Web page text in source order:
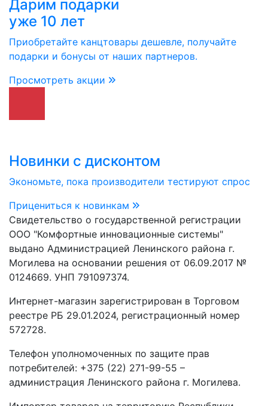
Дарим подарки
уже 10 лет
Приобретайте канцтовары дешевле, получайте
подарки и бонусы от наших партнеров.
Просмотреть акции
Новинки с дисконтом
Экономьте, пока производители тестируют спрос
Прицениться к новинкам
Свидетельство о государственной регистрации
ООО "Комфортные инновационные системы"
выдано Администрацией Ленинского района г.
Могилева на основании решения от 06.09.2017 №
0124669. УНП 791097374.
Интернет-магазин зарегистрирован в Торговом
реестре РБ 29.01.2024, регистрационный номер
572728.
Телефон уполномоченных по защите прав
потребителей: +375 (22) 271-99-55 –
администрация Ленинского района г. Могилева.